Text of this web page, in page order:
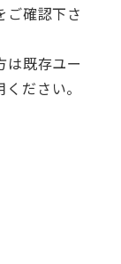
ご確認下さ
は既存ユー
ださい。